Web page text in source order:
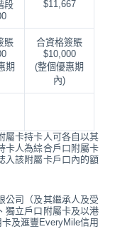
段
$11,667
賬
期
合資格簽賬
$10,000
(整個優惠期
內)
屬卡持卡人可各自以其
卡人為綜合戶口附屬卡
入該附屬卡戶口內的額
公司（及其繼承人及受
獨立戶口附屬卡及以港
及滙豐EveryMile信用